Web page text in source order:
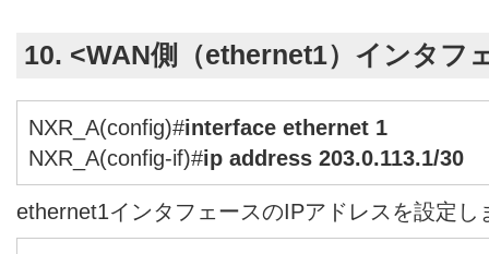
10. <WAN側（ethernet1）インタフ
NXR_A(config)#interface ethernet 1
NXR_A(config-if)#ip address 203.0.113.1/30
ethernet1インタフェースのIPアドレスを設定し